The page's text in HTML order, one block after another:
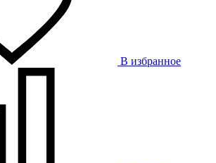
В избранное